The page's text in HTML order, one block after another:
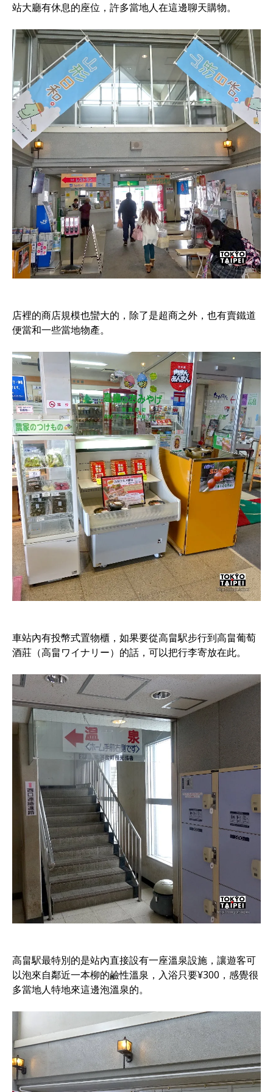
站大廳有休息的座位，許多當地人在這邊聊天購物。
店裡的商店規模也蠻大的，除了是超商之外，也有賣鐵道
便當和一些當地物產。
車站內有投幣式置物櫃，如果要從高畠駅步行到高畠葡萄
酒莊（高畠ワイナリー）的話，可以把行李寄放在此。
高畠駅最特別的是站內直接設有一座溫泉設施，讓遊客可
以泡來自鄰近一本柳的鹼性溫泉，入浴只要¥300，感覺很
多當地人特地來這邊泡溫泉的。